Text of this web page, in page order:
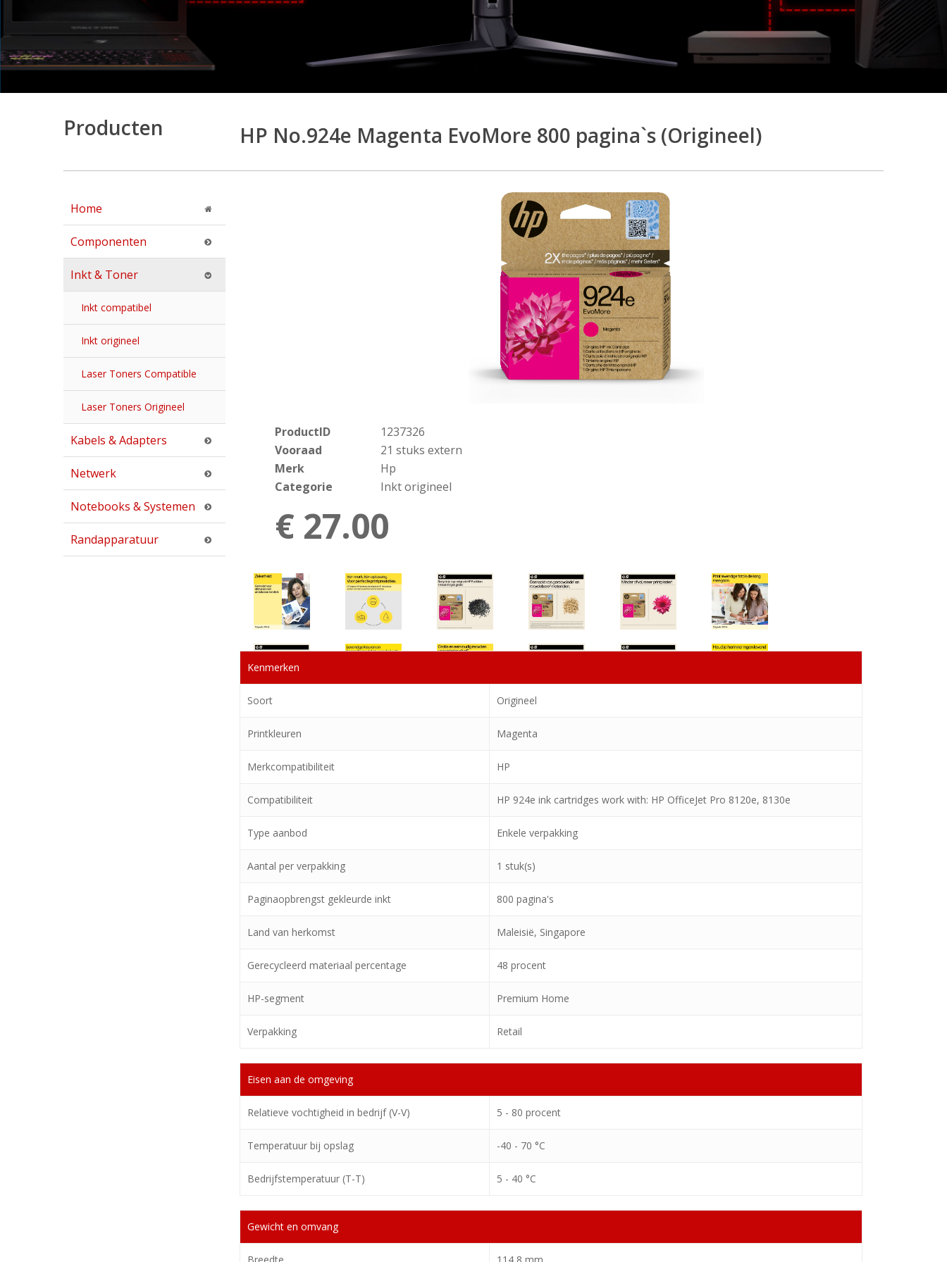
Producten
Home
Componenten
Inkt & Toner
Inkt compatibel
Inkt origineel
Laser Toners Compatible
Laser Toners Origineel
Kabels & Adapters
Netwerk
Notebooks & Systemen
Randapparatuur
HP No.924e Magenta EvoMore 800 pagina`s (Origineel)
ProductID
1237326
Vooraad
21 stuks extern
Merk
Hp
Categorie
Inkt origineel
€ 27.00
Kenmerken
Soort Origineel
Printkleuren Magenta
Merkcompatibiliteit HP
Compatibiliteit HP 924e ink cartridges work with: HP OfficeJet Pro 8120e, 8130e
Type aanbod Enkele verpakking
Aantal per verpakking 1 stuk(s)
Paginaopbrengst gekleurde inkt 800 pagina's
Land van herkomst Maleisië, Singapore
Gerecycleerd materiaal percentage 48 procent
HP-segment Premium Home
Verpakking Retail
Eisen aan de omgeving
Relatieve vochtigheid in bedrijf (V-V) 5 - 80 procent
Temperatuur bij opslag -40 - 70 °C
Bedrijfstemperatuur (T-T) 5 - 40 °C
Gewicht en omvang